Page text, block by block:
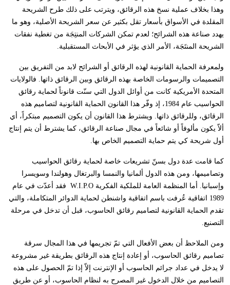
وهذا بخلاف عملية نسخ هذه الرقائق، ويترتب على ذلك طرح الشريحة
المقلدة في الأسواق بأسعار تقل بكثير عن سعر الشريحة الأصلية، وهو ما
يهدد صناعة هذه الشرائح؛ لعدم تمكن الشركات المنتِجَة من تغطية نفقات
الشريحة المنتَجَة، الأمر الذي يؤثر في الأبحاث المستقبلية.
ولمعرفة الحماية القانونية لهذه الرقائق أو الشرائح لابد من التفريق بين
التصميمات والرسومات الخاصة بهذه الرقائق وبين الرقائق ذاتها. فالولايات
المتحدة الأمريكية كانت من أوائل الدول التي سنّت قانوناً لحماية رقائق
الحواسيب عام 1984، إذ وفّر هذا القانون الحماية القانونية لتصاميم هذه
الرقائق، وللرقائق ذاتها. ويشترط هذا القانون أن يكون التصميم مبتكراً، أي
ألاّ يكون مألوفاً أو شائعاً في مجال صناعة الرقائق، كما يشترط أن يتم إنتاج
أول شريحة كي يتم حماية التصميم الخاص بها.
كما قامت عدة دول بسنّ تشريعات خاصة لحماية رقائق الحواسيب
وتصاميمها، ومن هذه الدول ألمانيا والنمسا والبرتغال وهولندا وسويسرا
وإسبانيا. أما المنظمة العامة للملكية الفكرية W.I.P.O فقد أعدّت في عام
1989 اتفاقية عُرفت باسم اتفاقية واشنطن لحماية الدوائر المتكاملة، والتي
تقدم الحماية القانونية لتصاميم رقائق الحاسوب، قبل أن تدخل في مرحلة
التصنيع.
ومن الملاحظ أن بعض الأفعال التي تمّ تجريمها في هذا المجال سرقة
تصاميم رقائق الحاسوب، أو إعادة إنتاج هذه الرقائق بطريقة غير مشروعة
لا يدخل في عداد جرائم الحاسوب أو الإنترنت إلاّ إذا تمّ الحصول على هذه
التصاميم من خلال الدخول غير المصرح به لنظام الحاسوب، أو عن طريق